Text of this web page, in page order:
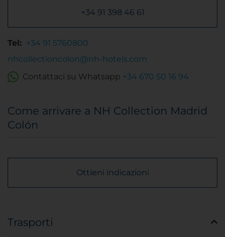
+34 91 398 46 61
Tel: +34 91 5760800
nhcollectioncolon@nh-hotels.com
Contattaci su Whatsapp +34 670 50 16 94
Come arrivare a NH Collection Madrid
Colón
Ottieni indicazioni
Trasporti